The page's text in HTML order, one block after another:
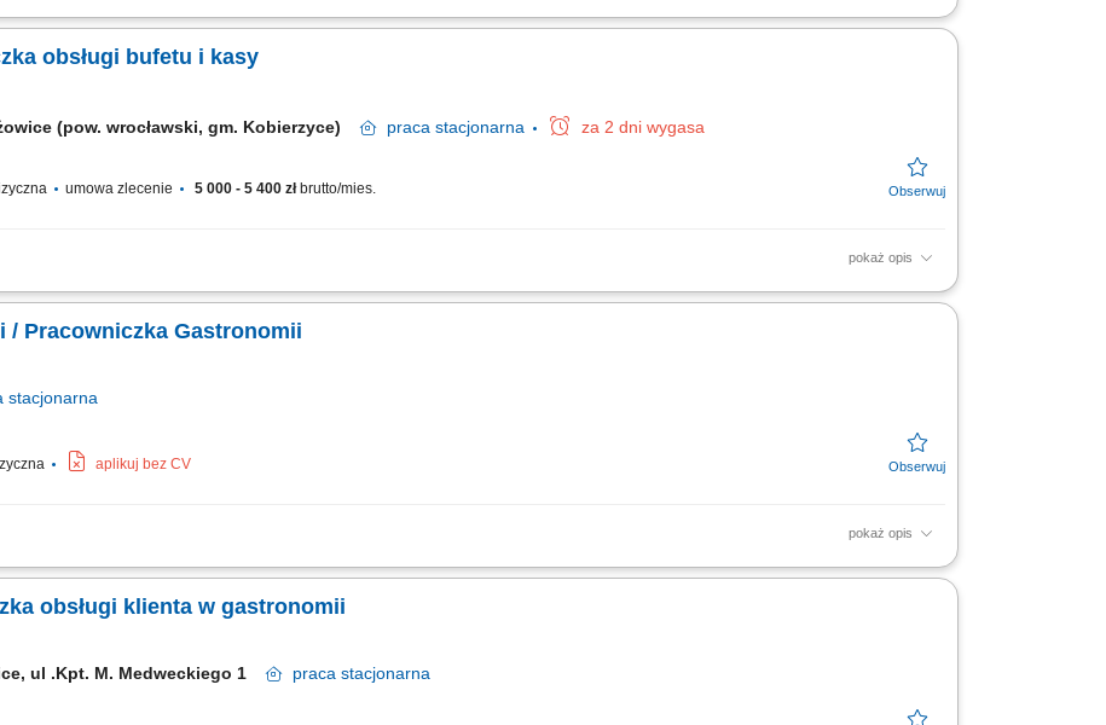
pozytywnych relacji. Przygotowywanie potraw zgodnie ze standardami restauracji Top Drive. Utrzymywanie porządku i
obsługi bufetu i kasy
(pow. wrocławski, gm. Kobierzyce) praca stacjonarna za 2 dni wygasa
umowa zlecenie 5 000 - 5 400 złbrutto/mies.
pokaż opis
fiskalnej. Przygotowywanie prostych produktów, takich jak kanapki, surówki, desery i sosy. Zmywanie naczyń. Utrzymywanie
/ Pracowniczka Gastronomii
stacjonarna
aplikuj bez CV
pokaż opis
i przygotowywanie posiłków; Sprawna wydawanie dań oraz obsługa gości restauracji; Dbanie o porządek i wysoki standard
obsługi klienta w gastronomii
ul .Kpt. M. Medweckiego 1 praca stacjonarna